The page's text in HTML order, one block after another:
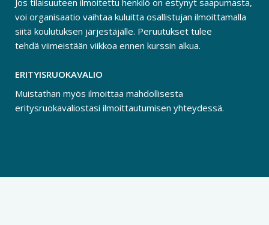
voi organisaatio vaihtaa kuluitta osallistujan ilmoittamalla
siitä koulutuksen järjestäjälle. Peruutukset tulee
tehdä viimeistään viikkoa ennen kurssin alkua.
ERITYISRUOKAVALIO
Muistathan myös ilmoittaa mahdollisesta
eritysruokavaliostasi ilmoittautumisen yhteydessä.